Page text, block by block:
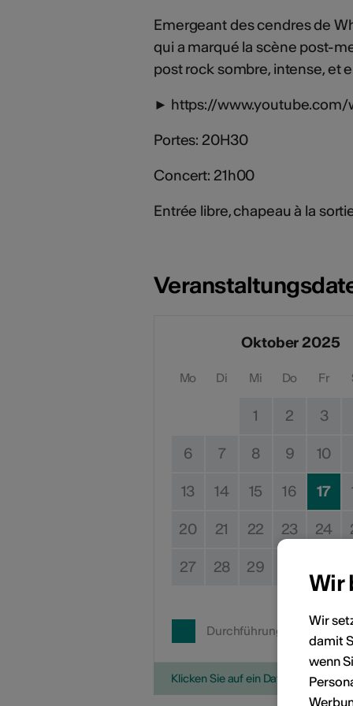
Emergeant des cendres de
qui a marqué la scène post-
post rock sombre, intense, et
► https://www.youtube.com/
Portes: 20H30
Concert: 21h00
Entrée libre, chapeau à la
Oktober 2025
Mo Di Mi Do Fr
1 2 3
6 7 8 9 10
13 14 15 16 17
20 21 22 23 24
27 28 29
Durchführungsdatum
Klicken Sie auf ein Datum, um die
Wir
Wir
damit
wenn